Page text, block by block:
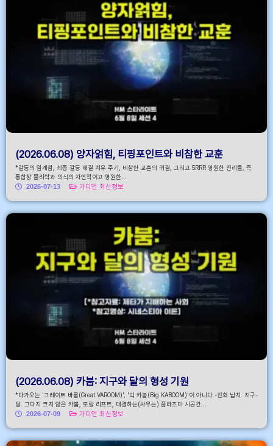
(2026.06.08) 양자얽힘, 티핑포인트와 비참한 교훈
*갈등의 임계점, 최종 갈등 해결 치유 주기, 비참한 교훈의 귀결, 그리고 5RRR 영원한 진리들, 즉
통합장 물리학과 의식의 자연적이고 영원한...
2026-07-13
가디언 최신정보
(2026.06.08) 카붐: 지구와 달의 형성 기원
*다가오는 '그레이트 바룸(Great VAROOM)', '빅 카붐(Big KABOOM)'이 아니다 -진화 납치. 지구-
달. 그다지 크지 않은 카붐, 토랄 리프트, 대결하는(싸우는) 플라즈마 시공간...
2026-07-09
가디언 최신정보